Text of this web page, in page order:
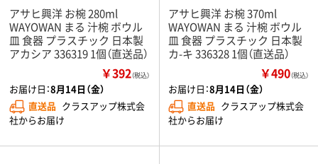
アサヒ興洋 お椀 280ml
WAYOWAN まる 汁椀 ボウル
皿 食器 プラスチック 日本製
アカシア 336319 1個（直送品）
￥392（税込）
お届け日：8月14日（金）
直送品 クラスアップ株式会
社からお届け
アサヒ興洋 お椀 370ml
WAYOWAN まる 汁椀 ボウル
皿 食器 プラスチック 日本製
カ-キ 336328 1個（直送品）
￥490（税込）
お届け日：8月14日（金）
直送品 クラスアップ株式会
社からお届け